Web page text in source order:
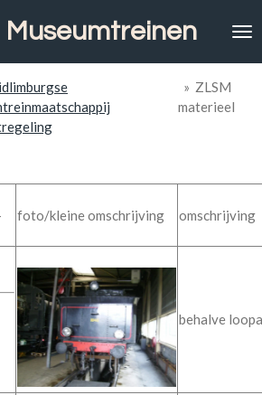
Museumtreinen
» ZLSM
materieel
foto/kleine omschrijving omschrijving
behalve